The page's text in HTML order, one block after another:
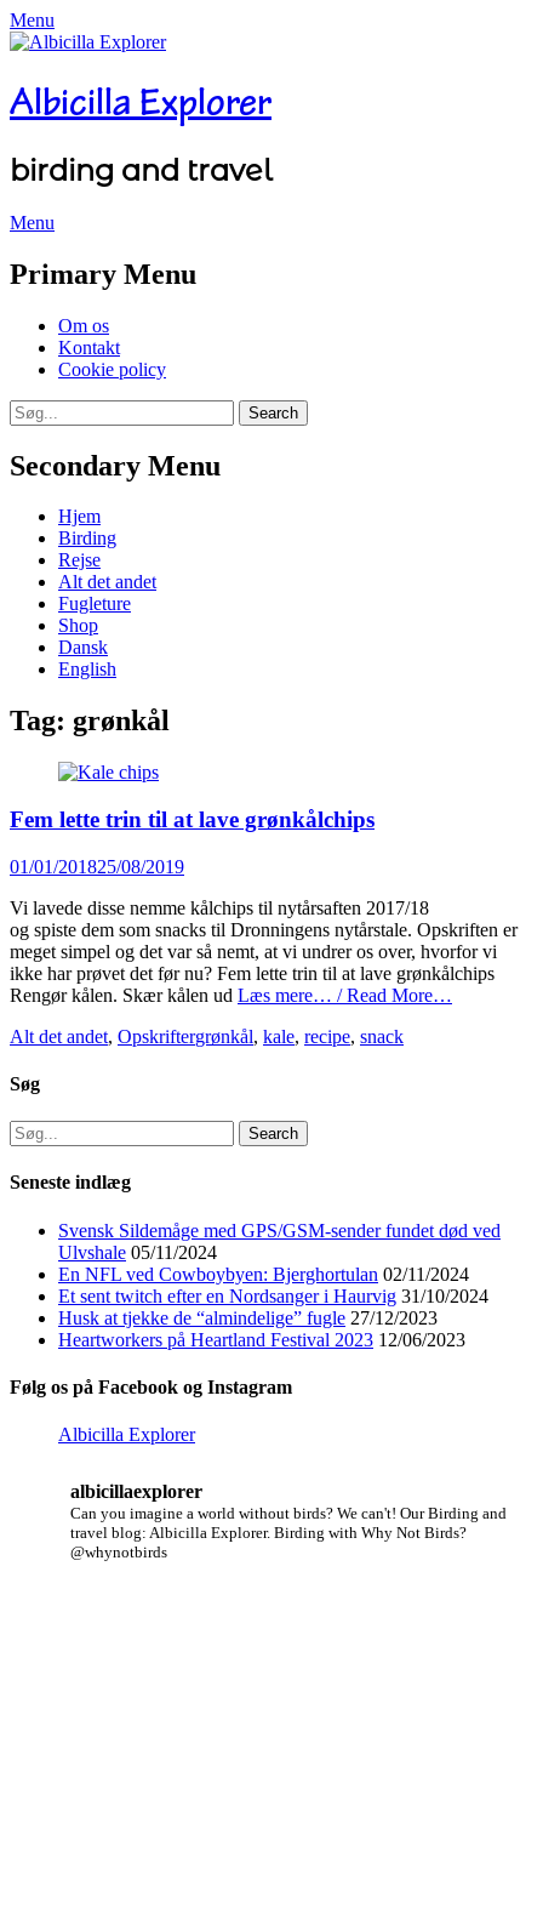
Menu
Albicilla Explorer
birding and travel
Menu
Primary Menu
Skip
content
Om os
Kontakt
Cookie policy
Search
Search
for:
Secondary Menu
Skip
content
Hjem
Birding
Rejse
Alt det andet
Fugleture
Shop
Dansk
English
Tag: grønkål
Fem lette trin til at lave grønkålchips
Posted
01/01/201825/08/2019
Vi lavede disse nemme kålchips til nytårsaften 2017/18
og spiste dem som snacks til Dronningens nytårstale. Opskriften er
meget simpel og det var så nemt, at vi undrer os over, hvorfor vi
ikke har prøvet det før nu? Fem lette trin til at lave grønkålchips
Rengør kålen. Skær kålen ud Læs mere… / Read More…
Categories
Alt det andet, OpskrifterTags
grønkål, kale, recipe, snack
Søg
Search
for:
Seneste indlæg
Svensk Sildemåge med GPS/GSM-sender fundet død ved
Ulvshale 05/11/2024
En NFL ved Cowboybyen: Bjerghortulan 02/11/2024
Et sent twitch efter en Nordsanger i Haurvig 31/10/2024
Husk at tjekke de “almindelige” fugle 27/12/2023
Heartworkers på Heartland Festival 2023 12/06/2023
Følg os på Facebook og Instagram
Albicilla Explorer
albicillaexplorer
Can you imagine a world without birds? We can't! Our Birding and
travel blog: Albicilla Explorer. Birding with Why Not Birds?
@whynotbirds